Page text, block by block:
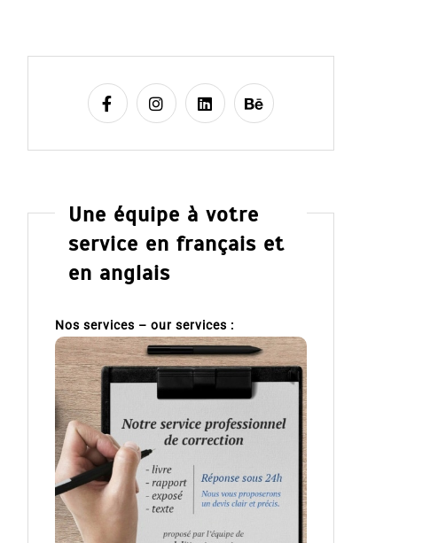
Une équipe à votre
service en français et
en anglais
Nos services – our services :